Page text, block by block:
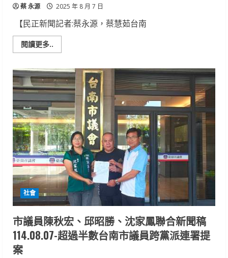
蔡 永源 2025 年 8 月 7 日
【民正新聞記者:蔡永源，蔡慧茹台南
閱讀更多..
more
年
誤
飲
強
酸
清
潔
劑
緊
急
處
理
與
預
防
指
南
醫
師
提
醒
「三
不
一
就
社會
市議員陳秋宏、邱昭勝、沈家鳳聯合新聞稿
114.08.07-超過半數台南市議員跨黨派連署提
案